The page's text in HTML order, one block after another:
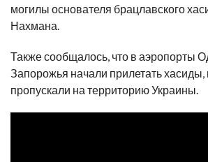
могилы основателя брацлавского
Нахмана.
Также сообщалось, что в аэропорты
Запорожья начали прилетать хасиды,
пропускали на территорию Украины.